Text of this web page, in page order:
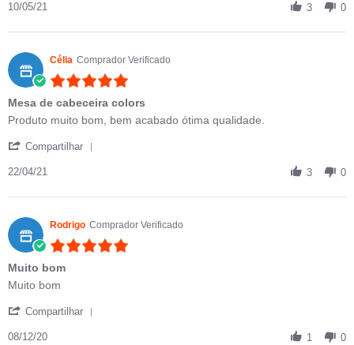
10/05/21 3 0
Célia Comprador Verificado
Mesa de cabeceira colors
Review by Célia on 22 Apr 2021
review stating Mesa de cabeceira colors
Produto muito bom, bem acabado ótima qualidade.
Compartilhar
22/04/21 3 0
Rodrigo Comprador Verificado
Muito bom
Review by Rodrigo on 8 Dec 2020
review stating Muito bom
Muito bom
Compartilhar
08/12/20 1 0